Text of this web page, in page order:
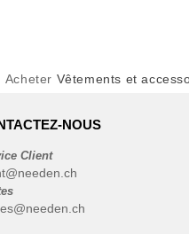
Acheter Vêtements et
NOUS
Client